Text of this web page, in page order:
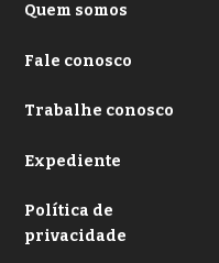
Quem somos
Fale conosco
Trabalhe conosco
Expediente
Política de
privacidade